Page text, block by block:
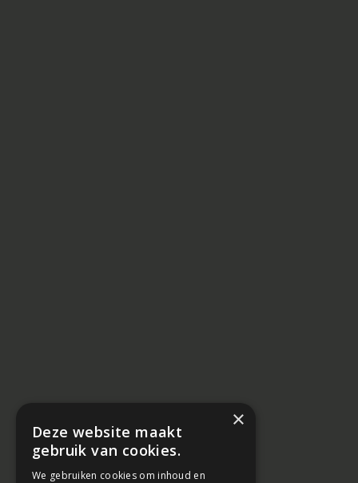
×
Deze website maakt
gebruik van cookies.
We gebruiken cookies om inhoud en